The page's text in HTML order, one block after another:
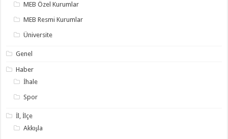
MEB Özel Kurumlar
MEB Resmi Kurumlar
Üniversite
Genel
Haber
İhale
Spor
İl, İlçe
Akkışla